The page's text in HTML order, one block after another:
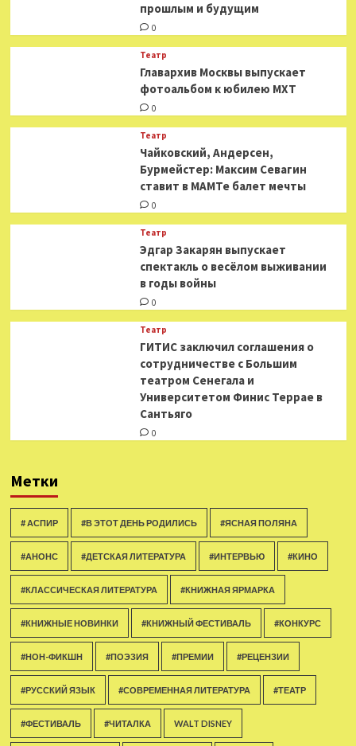
прошлым и будущим
0
Театр
​​Главархив Москвы выпускает
фотоальбом к юбилею МХТ
0
Театр
​​Чайковский, Андерсен,
Бурмейстер: Максим Севагин
ставит в МАМТе балет мечты
0
Театр
Эдгар Закарян выпускает
спектакль о весёлом выживании
в годы войны
0
Театр
ГИТИС заключил соглашения о
сотрудничестве с Большим
театром Сенегала и
Университетом Финис Террае в
Сантьяго
0
Метки
# АСПИР #В ЭТОТ ДЕНЬ РОДИЛИСЬ #ЯСНАЯ ПОЛЯНА
#АНОНС #ДЕТСКАЯ ЛИТЕРАТУРА #ИНТЕРВЬЮ #КИНО
#КЛАССИЧЕСКАЯ ЛИТЕРАТУРА #КНИЖНАЯ ЯРМАРКА
#КНИЖНЫЕ НОВИНКИ #КНИЖНЫЙ ФЕСТИВАЛЬ #КОНКУРС
#НОН-ФИКШН #ПОЭЗИЯ #ПРЕМИИ #РЕЦЕНЗИИ
#РУССКИЙ ЯЗЫК #СОВРЕМЕННАЯ ЛИТЕРАТУРА #ТЕАТР
#ФЕСТИВАЛЬ #ЧИТАЛКА WALT DISNEY